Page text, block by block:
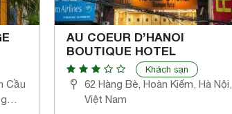
Cầu
AU COEUR D’HANOI
BOUTIQUE HOTEL
Khách sạn
62 Hàng Bè, Hoàn Kiếm, Hà Nội,
Việt Nam